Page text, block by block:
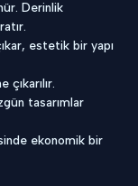
Derinlik
estetik bir yapı
tasarımlar
ekonomik bir